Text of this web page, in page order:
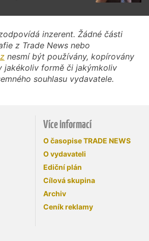
inzerent. Žádné části
z Trade News nebo
nesmí být používány, kopírovány
jakékoliv formě či jakýmkoliv
souhlasu vydavatele.
Více informací
O časopise TRADE NEWS
O vydavateli
Ediční plán
Cílová skupina
Archiv
Ceník reklamy